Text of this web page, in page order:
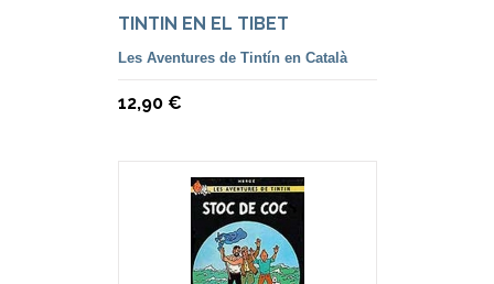
TINTIN EN EL TIBET
Les Aventures de Tintín en Català
12,90 €